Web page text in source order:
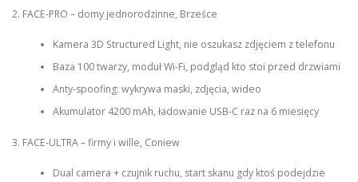
2. FACE-PRO – domy jednorodzinne, Brześce
Kamera 3D Structured Light, nie oszukasz zdjęciem z telefonu
Baza 100 twarzy, moduł Wi-Fi, podgląd kto stoi przed drzwiami
Anty-spoofing: wykrywa maski, zdjęcia, wideo
Akumulator 4200 mAh, ładowanie USB-C raz na 6 miesięcy
3. FACE-ULTRA – firmy i wille, Coniew
Dual camera + czujnik ruchu, start skanu gdy ktoś podejdzie